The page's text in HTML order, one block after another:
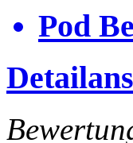
Pod